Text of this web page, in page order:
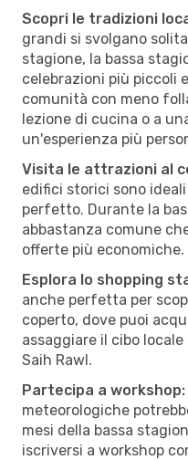
Scopri le tradizioni
grandi si svolgano
stagione, la bassa
celebrazioni più piccoli
comunità con meno
lezione di cucina o a
un'esperienza più
Visita le attrazioni al
edifici storici sono
perfetto. Durante la
abbastanza comune
offerte più economiche.
Esplora lo shopping
anche perfetta per
coperto, dove puoi
assaggiare il cibo
Saih Rawl.
Partecipa a workshop:
meteorologiche
mesi della bassa
iscriversi a workshop